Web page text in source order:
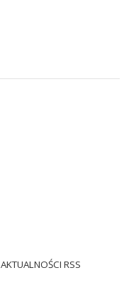
AKTUALNOŚCI RSS